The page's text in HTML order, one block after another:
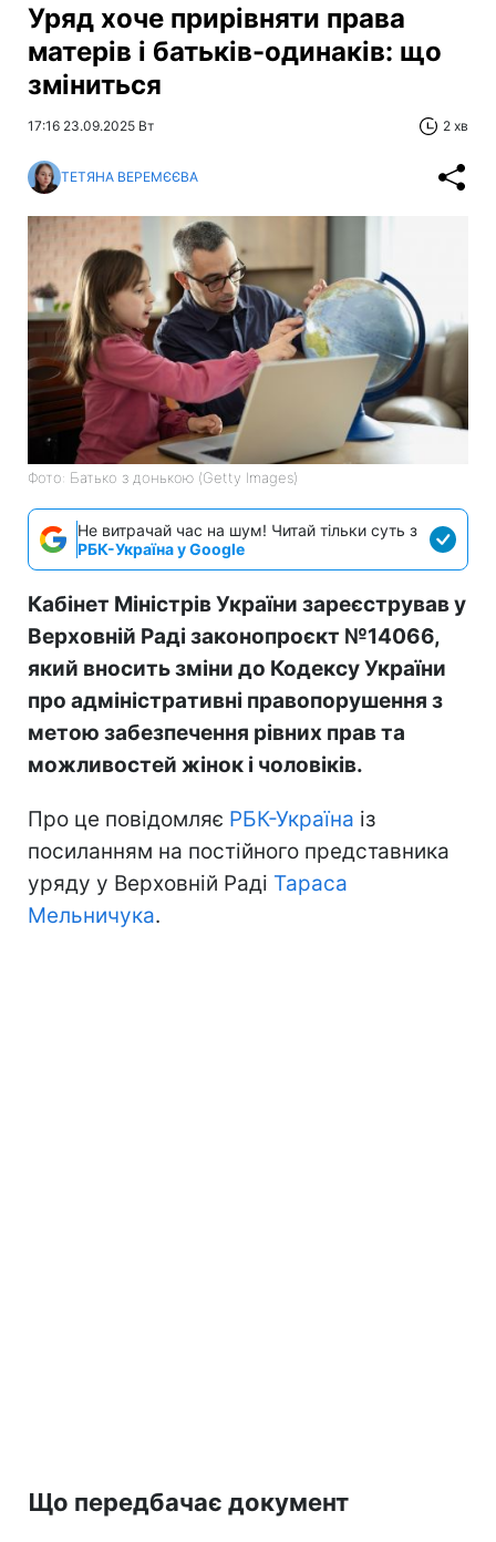
Уряд хоче прирівняти права
матерів і батьків-одинаків: що
зміниться
17:16 23.09.2025 Вт 2 хв
ТЕТЯНА ВЕРЕМЄЄВА
Фото: Батько з донькою (Getty Images)
Не витрачай час на шум! Читай тільки суть з
РБК-Україна у Google
Кабінет Міністрів України зареєстрував у
Верховній Раді законопроєкт №14066,
який вносить зміни до Кодексу України
про адміністративні правопорушення з
метою забезпечення рівних прав та
можливостей жінок і чоловіків.
Про це повідомляє РБК-Україна із
посиланням на постійного представника
уряду у Верховній Раді Тараса
Мельничука.
Що передбачає документ